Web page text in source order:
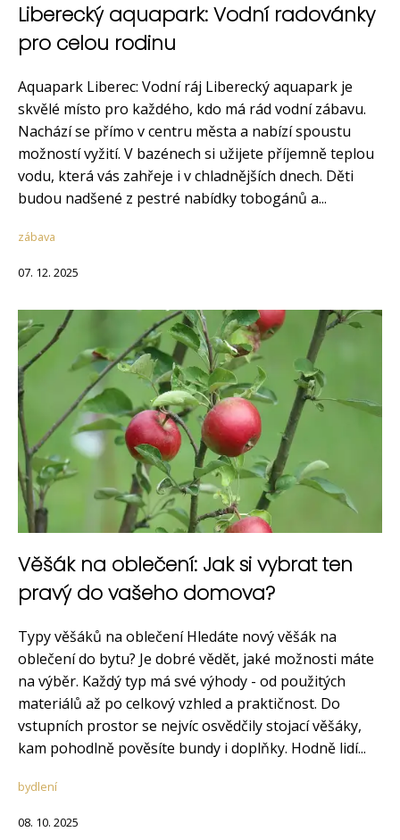
Liberecký aquapark: Vodní radovánky
pro celou rodinu
Aquapark Liberec: Vodní ráj Liberecký aquapark je
skvělé místo pro každého, kdo má rád vodní zábavu.
Nachází se přímo v centru města a nabízí spoustu
možností vyžití. V bazénech si užijete příjemně teplou
vodu, která vás zahřeje i v chladnějších dnech. Děti
budou nadšené z pestré nabídky tobogánů a...
zábava
07. 12. 2025
Věšák na oblečení: Jak si vybrat ten
pravý do vašeho domova?
Typy věšáků na oblečení Hledáte nový věšák na
oblečení do bytu? Je dobré vědět, jaké možnosti máte
na výběr. Každý typ má své výhody - od použitých
materiálů až po celkový vzhled a praktičnost. Do
vstupních prostor se nejvíc osvědčily stojací věšáky,
kam pohodlně pověsíte bundy i doplňky. Hodně lidí...
bydlení
08. 10. 2025